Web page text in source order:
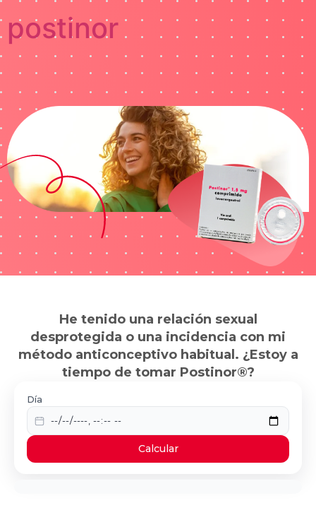
postinor
He tenido una relación sexual
desprotegida o una incidencia con mi
método anticonceptivo habitual. ¿Estoy a
tiempo de tomar Postinor®?
Día
Calcular